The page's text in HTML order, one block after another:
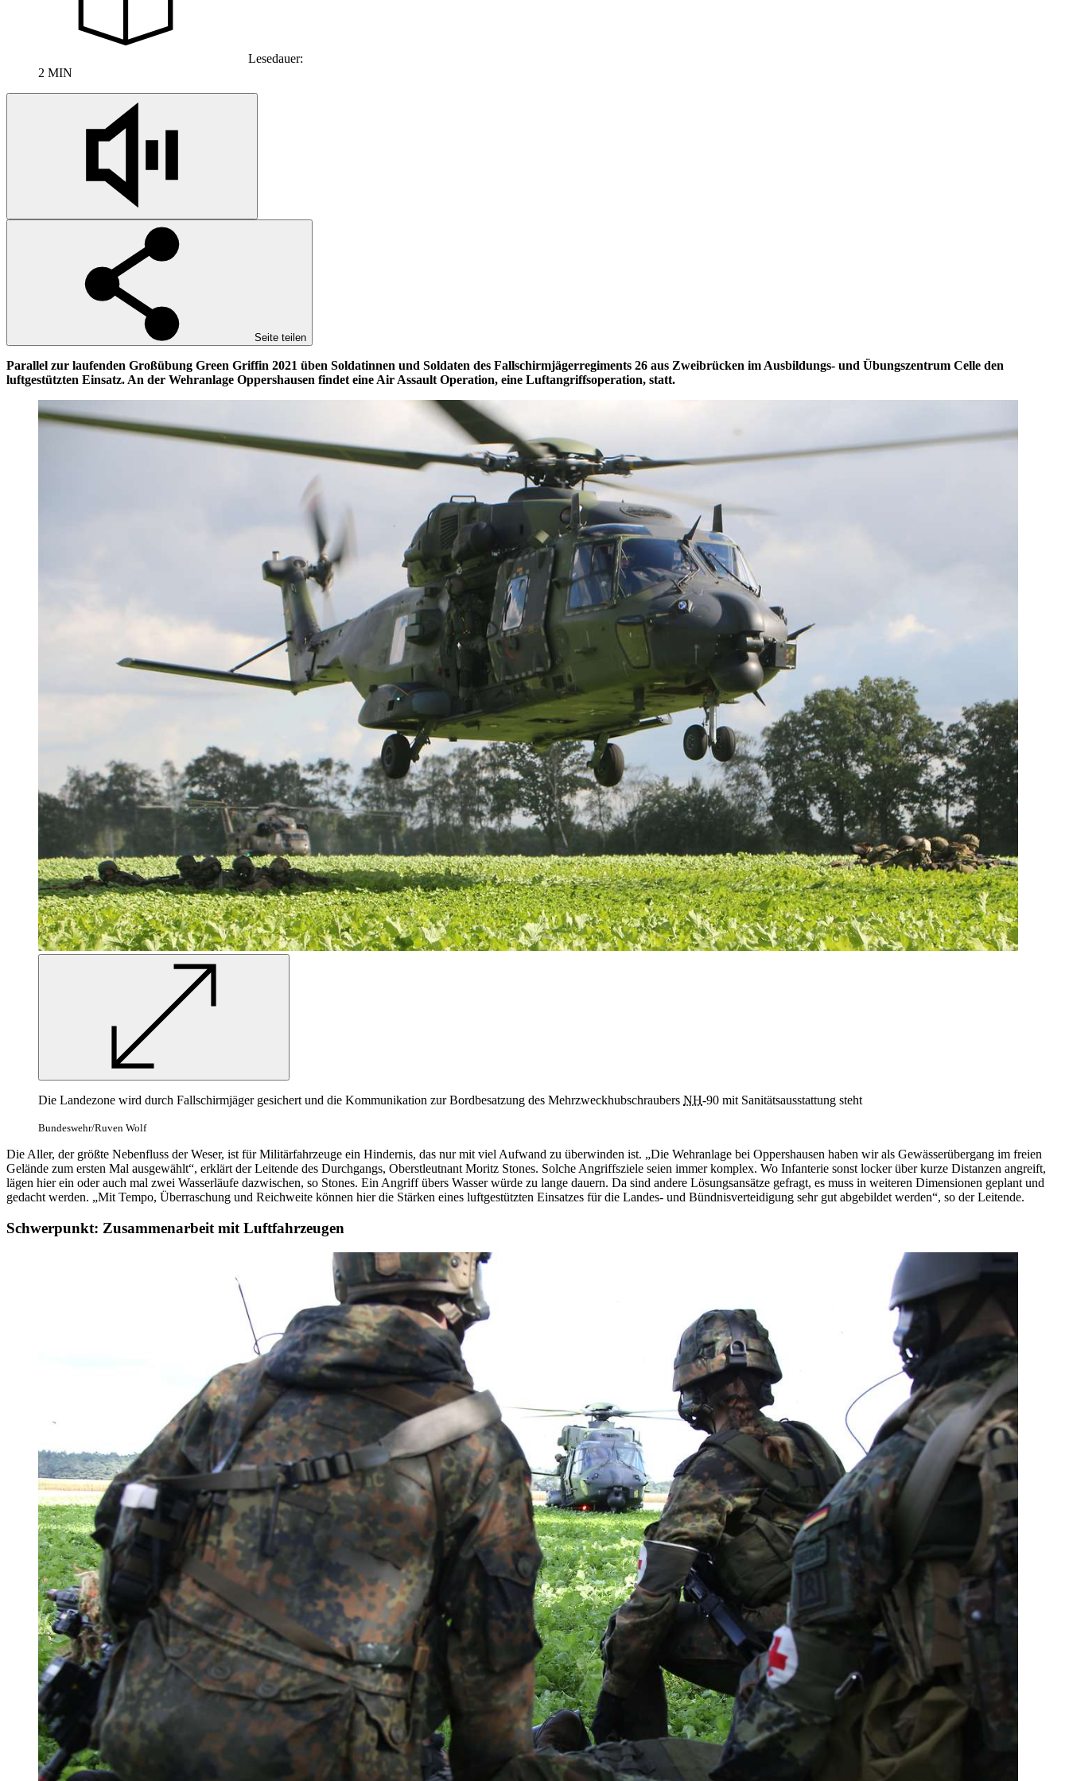
Lesedauer:
2 MIN
Seite teilen
Parallel zur laufenden Großübung Green Griffin 2021 üben Soldatinnen und Soldaten des Fallschirmjägerregiments 26 aus Zweibrücken im Ausbildungs- und Übungszentrum Celle den
luftgestützten Einsatz. An der Wehranlage Oppershausen findet eine Air Assault Operation, eine Luftangriffsoperation, statt.
Die Landezone wird durch Fallschirmjäger gesichert und die Kommunikation zur Bordbesatzung des Mehrzweckhubschraubers NH-90 mit Sanitätsausstattung steht
Bundeswehr/Ruven Wolf
Die Aller, der größte Nebenfluss der Weser, ist für Militärfahrzeuge ein Hindernis, das nur mit viel Aufwand zu überwinden ist. „Die Wehranlage bei Oppershausen haben wir als Gewässerübergang im freien
Gelände zum ersten Mal ausgewählt“, erklärt der Leitende des Durchgangs, Oberstleutnant Moritz Stones. Solche Angriffsziele seien immer komplex. Wo Infanterie sonst locker über kurze Distanzen angreift,
lägen hier ein oder auch mal zwei Wasserläufe dazwischen, so Stones. Ein Angriff übers Wasser würde zu lange dauern. Da sind andere Lösungsansätze gefragt, es muss in weiteren Dimensionen geplant und
gedacht werden. „Mit Tempo, Überraschung und Reichweite können hier die Stärken eines luftgestützten Einsatzes für die Landes- und Bündnisverteidigung sehr gut abgebildet werden“, so der Leitende.
Schwerpunkt: Zusammenarbeit mit Luftfahrzeugen